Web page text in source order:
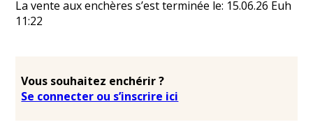
La vente aux enchères s’est terminée le: 15.06.26 Euh
11:22
Vous souhaitez enchérir ?
Se connecter ou s’inscrire ici